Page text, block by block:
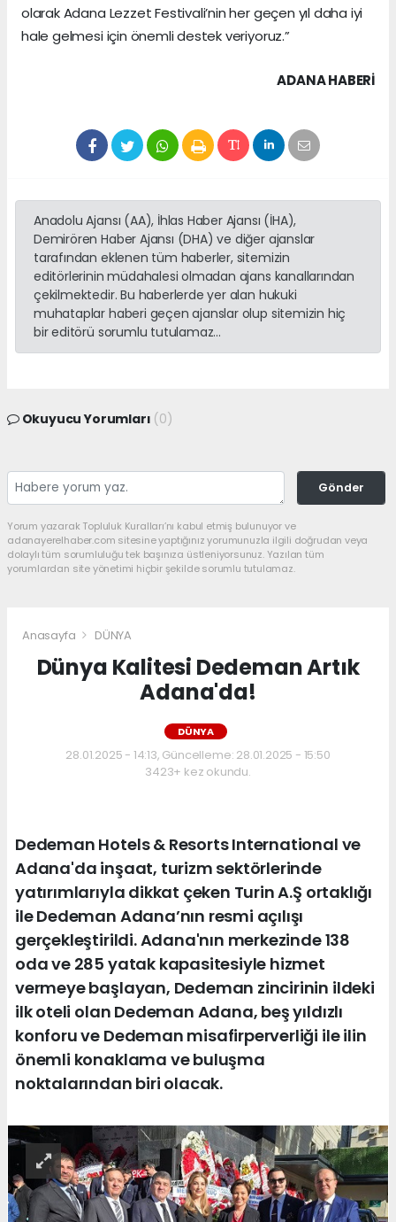
olarak Adana Lezzet Festivali’nin her geçen yıl daha iyi
hale gelmesi için önemli destek veriyoruz.”
ADANA HABERİ
Anadolu Ajansı (AA), İhlas Haber Ajansı (İHA),
Demirören Haber Ajansı (DHA) ve diğer ajanslar
tarafından eklenen tüm haberler, sitemizin
editörlerinin müdahalesi olmadan ajans kanallarından
çekilmektedir. Bu haberlerde yer alan hukuki
muhataplar haberi geçen ajanslar olup sitemizin hiç
bir editörü sorumlu tutulamaz...
Okuyucu Yorumları (0)
Gönder
Yorum yazarak Topluluk Kuralları’nı kabul etmiş bulunuyor ve
adanayerelhaber.com sitesine yaptığınız yorumunuzla ilgili doğrudan veya
dolaylı tüm sorumluluğu tek başınıza üstleniyorsunuz. Yazılan tüm
yorumlardan site yönetimi hiçbir şekilde sorumlu tutulamaz.
Anasayfa DÜNYA
Dünya Kalitesi Dedeman Artık
Adana'da!
DÜNYA
28.01.2025 - 14:13, Güncelleme: 28.01.2025 - 15:50
3423+ kez okundu.
Dedeman Hotels & Resorts International ve
Adana'da inşaat, turizm sektörlerinde
yatırımlarıyla dikkat çeken Turin A.Ş ortaklığı
ile Dedeman Adana’nın resmi açılışı
gerçekleştirildi. Adana'nın merkezinde 138
oda ve 285 yatak kapasitesiyle hizmet
vermeye başlayan, Dedeman zincirinin ildeki
ilk oteli olan Dedeman Adana, beş yıldızlı
konforu ve Dedeman misafirperverliği ile ilin
önemli konaklama ve buluşma
noktalarından biri olacak.